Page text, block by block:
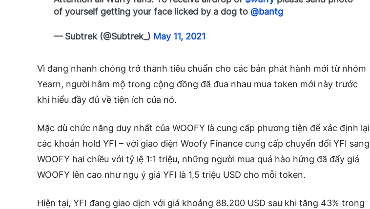
of yourself getting your face licked by a dog to @bantg
— Subtrek (@Subtrek_) May 11, 2021
Vì đang nhanh chóng trở thành tiêu chuẩn cho các bản phát hành mới từ nhóm
Yearn, người hâm mộ trong cộng đồng đã đua nhau mua token mới này trước
khi hiểu đầy đủ về tiện ích của nó.
Mặc dù chức năng duy nhất của WOOFY là cung cấp phương tiện để xác định lại
các khoản hold YFI – với giao diện Woofy Finance cung cấp chuyển đổi YFI sang
WOOFY hai chiều với tỷ lệ 1:1 triệu, những người mua quá hào hứng đã đẩy giá
WOOFY lên cao như ngụ ý giá YFI là 1,5 triệu USD cho mỗi token.
Hiện tại, YFI đang giao dịch với giá khoảng 88.200 USD sau khi tăng 43% trong